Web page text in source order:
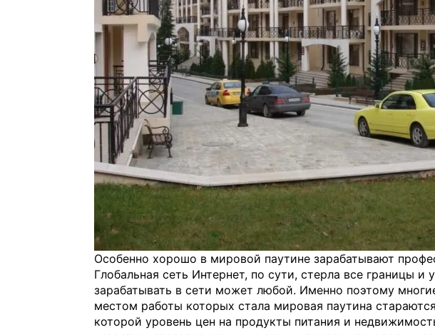
Особенно хорошо в мировой паутине зарабатывают
Глобальная сеть Интернет, по сути, стерла все границы
зарабатывать в сети может любой. Именно поэтому
местом работы которых стала мировая паутина
которой уровень цен на продукты питания и